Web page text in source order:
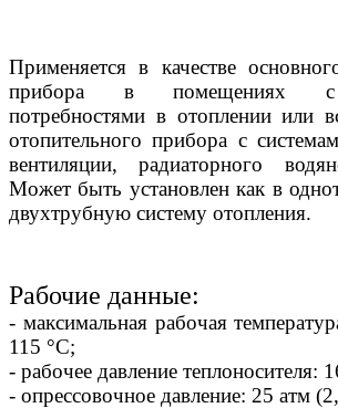
Применяется в качестве
прибора в помещениях с
потребностями в отоплении или
отопительного прибора с
вентиляции, радиаторного
Может быть установлен как в
двухтрубную систему отопления.
Рабочие данные:
- максимальная рабочая
115 °С;
- рабочее давление
- опрессовочное давление: 25 атм